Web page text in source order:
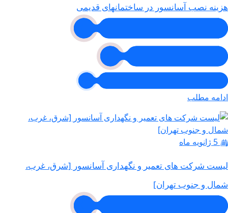
هزینه نصب آسانسور در ساختمانهای قدیمی
ادامه مطلب
لیست شرکت های تعمیر و نگهداری آسانسور [شرق، غرب،
شمال و جنوب تهران]